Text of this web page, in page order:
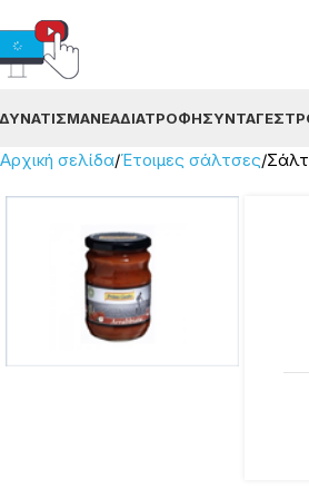
ΝΈΑΔΙΑΤΡΟΦΉΣΥΝΤΑΓΈΣ
Αρχική σελίδα Έτοιμες σάλτσες